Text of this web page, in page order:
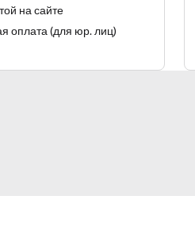
на сайте
оплата (для юр. лиц)